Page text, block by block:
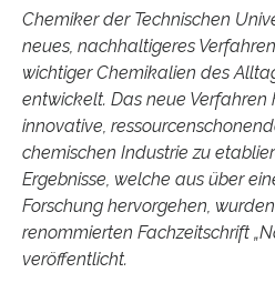
Chemiker der Technischen
neues, nachhaltigeres
wichtiger Chemikalien des
entwickelt. Das neue
innovative,
chemischen Industrie zu
Ergebnisse, welche aus über
Forschung hervorgehen,
renommierten Fachzeitschrift
veröffentlicht.